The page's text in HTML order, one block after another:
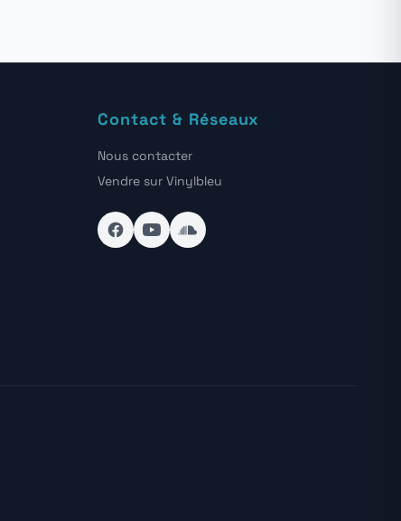
Contact & Réseaux
Nous contacter
Vendre sur Vinylbleu